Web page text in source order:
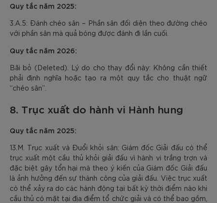
Quy tắc năm 2025:
3.A.5: Đánh chéo sân – Phần sân đối diện theo đường chéo
với phần sân mà quả bóng được đánh đi lần cuối.
Quy tắc năm 2026:
Bãi bỏ (Deleted). Lý do cho thay đổi này: Không cần thiết
phải định nghĩa hoặc tạo ra một quy tắc cho thuật ngữ
“chéo sân”.
8. Trục xuất do hành vi Hành hung
Quy tắc năm 2025:
13.M. Trục xuất và Đuổi khỏi sân: Giám đốc Giải đấu có thể
trục xuất một cầu thủ khỏi giải đấu vì hành vi trắng trợn và
đặc biệt gây tổn hại mà theo ý kiến của Giám đốc Giải đấu
là ảnh hưởng đến sự thành công của giải đấu. Việc trục xuất
có thể xảy ra do các hành động tại bất kỳ thời điểm nào khi
cầu thủ có mặt tại địa điểm tổ chức giải và có thể bao gồm,